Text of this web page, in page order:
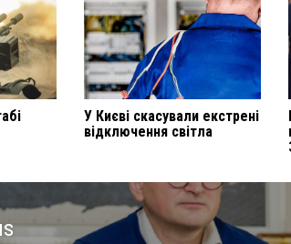
У Києві скасували екстрені
відключення світла